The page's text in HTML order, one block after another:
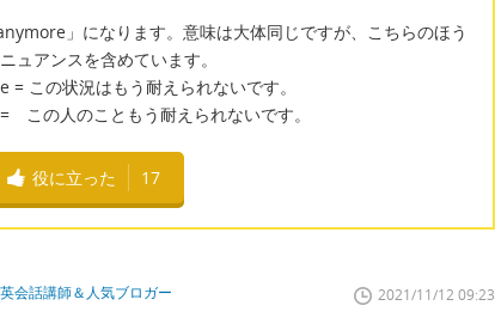
」になります。意味は大体同じですが、こちらのほう
ュアンスを含めています。
の状況はもう耐えられないです。
の人のこともう耐えられないです。
役に立った 17
会話講師＆人気ブロガー 2021/11/12 09:23